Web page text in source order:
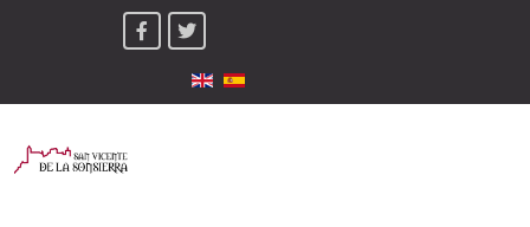
Seleccione su idioma